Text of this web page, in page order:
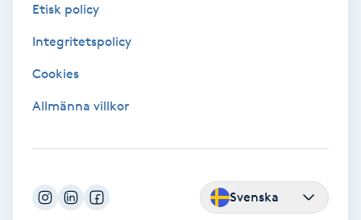
Skäggtrimmning
Skönhet
Sockring
Etisk policy
Integritetspolicy
Cookies
Allmänna villkor
Svenska